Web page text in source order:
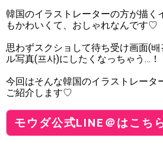
韓国のイラストレーターの方が描く
もかわいくて、おしゃれなんです♡
思わずスクショして待ち受け画面(
ル写真(프사)にしたくなっちゃう…！
今回はそんな韓国のイラストレー
ご紹介します♡
モウダ公式LINE＠はこち